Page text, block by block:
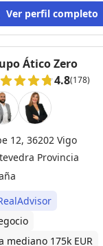
Ver perfil completo
Ático Zero
4.8(178)
12, 36202 Vigo
Provincia
mediano 175k EUR